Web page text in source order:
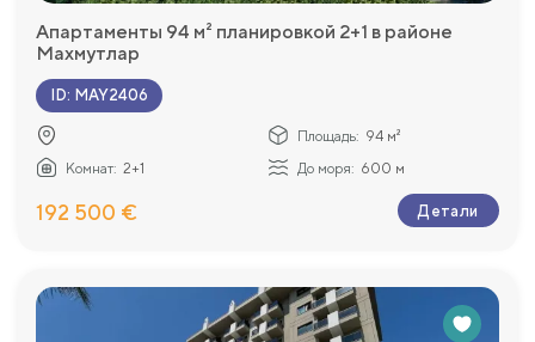
Апартаменты 94 м² планировкой 2+1 в районе
Махмутлар
ID: MAY2406
Площадь: 94 м²
Комнат: 2+1 До моря: 600 м
192 500 € Детали